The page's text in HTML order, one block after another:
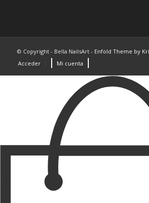
© Copyright - Bella NailsArt - Enfold Theme by
Acceder
Mi cuenta